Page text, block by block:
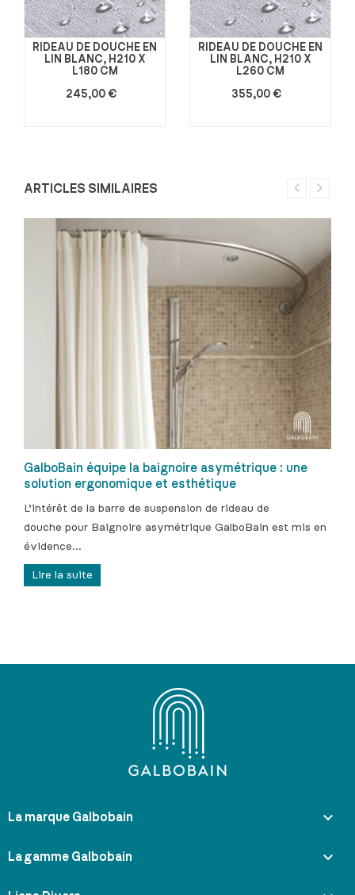
RIDEAU DE DOUCHE EN
LIN BLANC, H210 X
L180 CM
245,00 €
RIDEAU DE DOUCHE EN
LIN BLANC, H210 X
L260 CM
355,00 €
ARTICLES SIMILAIRES
GalboBain équipe la baignoire asymétrique : une
solution ergonomique et esthétique
L’intérêt de la barre de suspension de rideau de
douche pour Baignoire asymétrique GalboBain est mis en
évidence...
Lire la suite
La marque Galbobain 
La gamme Galbobain 